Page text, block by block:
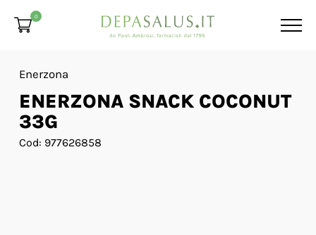
0
Enerzona
ENERZONA SNACK COCONUT
33G
Cod: 977626858